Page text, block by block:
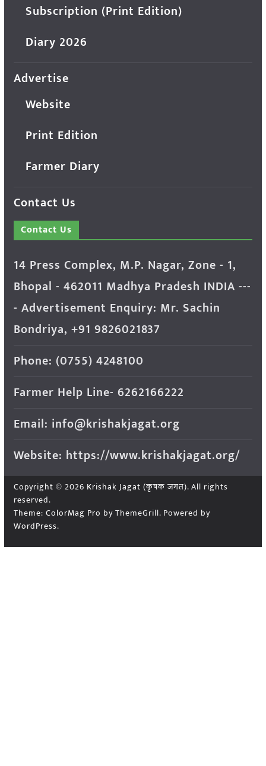
Subscription (Print Edition)
Diary 2026
Advertise
Website
Print Edition
Farmer Diary
Contact Us
Contact Us
14 Press Complex, M.P. Nagar, Zone - 1,
Bhopal - 462011 Madhya Pradesh INDIA ---
- Advertisement Enquiry: Mr. Sachin
Bondriya, +91 9826021837
Phone: (0755) 4248100
Farmer Help Line- 6262166222
Email: info@krishakjagat.org
Website: https://www.krishakjagat.org/
Copyright © 2026 Krishak Jagat (कृषक जगत). All rights
reserved.
Theme: ColorMag Pro by ThemeGrill. Powered by
WordPress.